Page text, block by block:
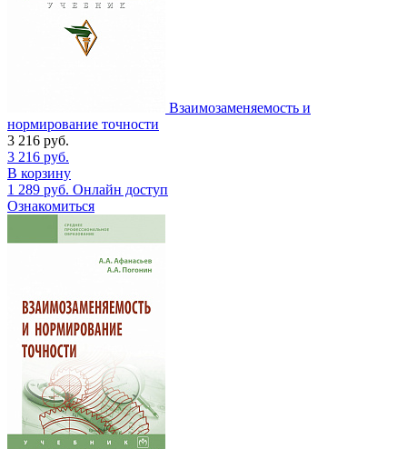
Взаимозаменяемость и
нормирование точности
3 216 руб.
3 216 руб.
В корзину
1 289 руб. Онлайн доступ
Ознакомиться